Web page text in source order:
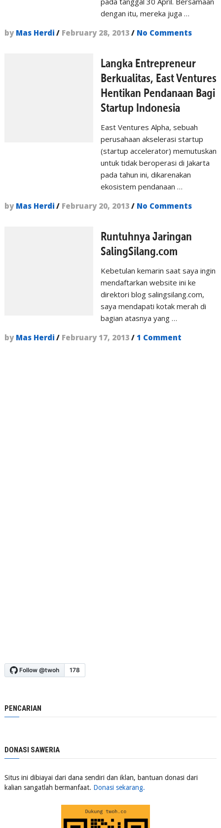
dengan itu, mereka juga …
by Mas Herdi / February 28, 2013 / No Comments
Langka Entrepreneur
Berkualitas, East Ventures
Hentikan Pendanaan Bagi
Startup Indonesia
East Ventures Alpha, sebuah
perusahaan akselerasi startup
(startup accelerator) memutuskan
untuk tidak beroperasi di Jakarta
pada tahun ini, dikarenakan
ekosistem pendanaan …
by Mas Herdi / February 20, 2013 / No Comments
Runtuhnya Jaringan
SalingSilang.com
Kebetulan kemarin saat saya ingin
mendaftarkan website ini ke
direktori blog salingsilang.com,
saya mendapati kotak merah di
bagian atasnya yang …
by Mas Herdi / February 17, 2013 / 1 Comment
PENCARIAN
DONASI SAWERIA
Situs ini dibiayai dari dana sendiri dan iklan, bantuan donasi dari
kalian sangatlah bermanfaat. Donasi sekarang.